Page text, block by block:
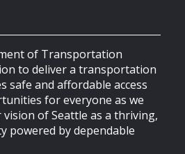
of Transportation
to deliver a transportation
safe and affordable access
for everyone as we
of Seattle as a thriving,
powered by dependable